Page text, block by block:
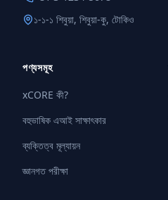
১-১-১ শিবুয়া, শিবুয়া-কু, টোকিও
পণ্যসমূহ
xCORE কী?
বহুভাষিক এআই সাক্ষাৎকার
ব্যক্তিত্ব মূল্যায়ন
জ্ঞানগত পরীক্ষা